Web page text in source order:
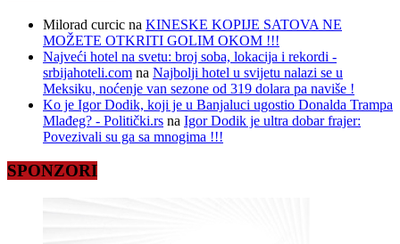
Milorad curcic na KINESKE KOPIJE SATOVA NE
MOŽETE OTKRITI GOLIM OKOM !!!
Najveći hotel na svetu: broj soba, lokacija i rekordi -
srbijahoteli.com na Najbolji hotel u svijetu nalazi se u
Meksiku, noćenje van sezone od 319 dolara pa naviše !
Ko je Igor Dodik, koji je u Banjaluci ugostio Donalda Trampa
Mlađeg? - Politički.rs na Igor Dodik je ultra dobar frajer:
Povezivali su ga sa mnogima !!!
SPONZORI